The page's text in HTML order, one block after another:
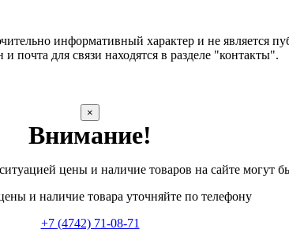
информативный характер и не
для связи находятся в разделе "контакты".
×
Внимание!
цены и наличие товаров на сайте могут
и наличие товара уточняйте по телефону
+7 (4742) 71-08-71